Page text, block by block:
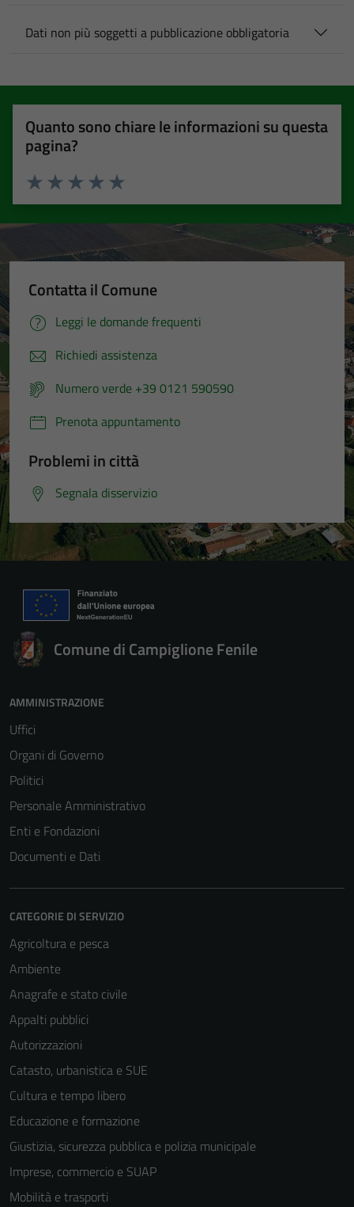
Dati non più soggetti a pubblicazione obbligatoria
Quanto sono chiare le informazioni su questa
pagina?
Valuta 5 stelle su 5
Valuta 4 stelle su 5
Valuta 3 stelle su 5
Valuta 2 stelle su 5
Valuta 1 stelle su 5
Contatta il Comune
Leggi le domande frequenti
Richiedi assistenza
Numero verde +39 0121 590590
Prenota appuntamento
Problemi in città
Segnala disservizio
Comune di Campiglione Fenile
AMMINISTRAZIONE
Uffici
Organi di Governo
Politici
Personale Amministrativo
Enti e Fondazioni
Documenti e Dati
CATEGORIE DI SERVIZIO
Agricoltura e pesca
Ambiente
Anagrafe e stato civile
Appalti pubblici
Autorizzazioni
Catasto, urbanistica e SUE
Cultura e tempo libero
Educazione e formazione
Giustizia, sicurezza pubblica e polizia municipale
Imprese, commercio e SUAP
Mobilità e trasporti